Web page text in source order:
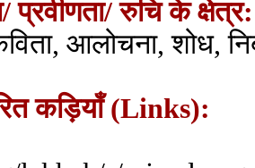
प्रवीणता/ रुचि के क्षेत्र:
आलोचना, शोध,
कड़ियाँ (Links):